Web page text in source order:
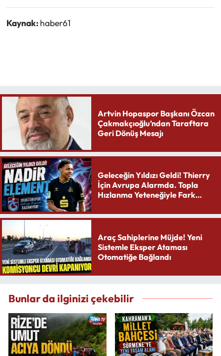
Kaynak: haber61
Artvin Hopaspor Başkanı Özcan
Çakmakçıoğlu’ndan Taraftara
Geri Dönüş Mesajı
Geleceğin Yıldızı Geldi! Thierry
İçin Avrupa Alarmda. Topla
Hızlanma Yeteneğiyle Fark
Araç Sahiplerine Müjde! Yeni
Sistemle Eksper Ataması
Otomatiğe Bağlandı
Bunlar da ilginizi çekebilir